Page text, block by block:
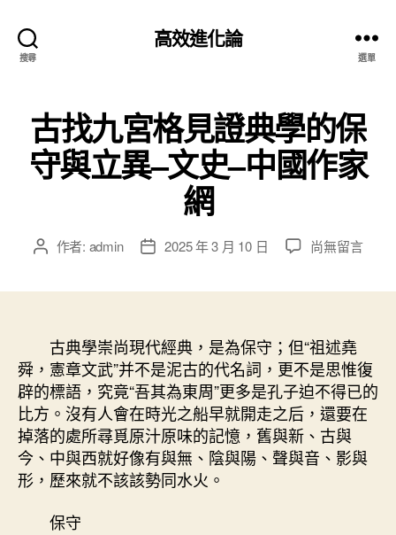
搜尋
高效進化論
選單
古找九宮格見證典學的保
守與立異–文史–中國作家
網
文 作者: admin
文
期
2025 年 3 月 10 日
在
格
見
證
典
學
的
保
尚無留言
古典學崇尚現代經典，是為保守；但“祖述堯
舜，憲章文武”并不是泥古的代名詞，更不是思惟復
辟的標語，究竟“吾其為東周”更多是孔子迫不得已的
比方。沒有人會在時光之船早就開走之后，還要在
掉落的處所尋覓原汁原味的記憶，舊與新、古與
今、中與西就好像有與無、陰與陽、聲與音、影與
形，歷來就不該該勢同水火。
保守